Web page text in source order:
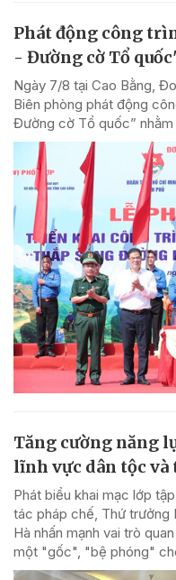
Phát động công
- Đường cờ Tổ quốc'
Ngày 7/8 tại Cao Bằng,
Biên phòng phát động
Đường cờ Tổ quốc”
Tăng cường năng
lĩnh vực dân tộc và
Phát biểu khai mạc lớp
tác pháp chế, Thứ trưởng
Hà nhấn mạnh vai trò
một "gốc", "bệ phóng"